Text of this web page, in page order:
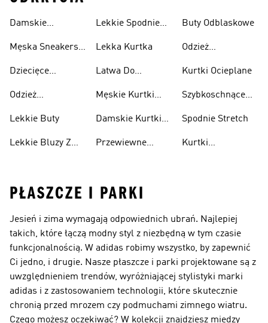
Damskie
Przewiewne
Męska Sneakersy
Dziecięce
Przewiewne
Odzież
Lekkie Buty
Lekkie Bluzy Z
Lekkie Spodnie
Lekka Kurtka
Latwa Do
Kurtki
Męskie Kurtki
Damskie Kurtki
Przewiewne
Buty Odblaskowe
Odzież
Kurtki Ocieplane
Szybkoschnące
Spodnie Stretch
Kurtki
PŁASZCZE I PARKI
Jesień i zima wymagają odpowiednich ubrań. Najlepiej
takich, które łączą modny styl z niezbędną w tym czasie
funkcjonalnością. W adidas robimy wszystko, by zapewnić
Ci jedno, i drugie. Nasze płaszcze i parki projektowane są z
uwzględnieniem trendów, wyróżniającej stylistyki marki
adidas i z zastosowaniem technologii, które skutecznie
chronią przed mrozem czy podmuchami zimnego wiatru.
Czego możesz oczekiwać? W kolekcji znajdziesz między